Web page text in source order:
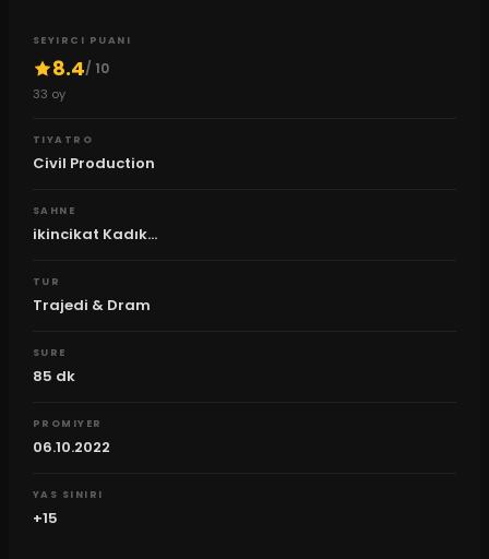
SEYIRCI PUANI
8.4/ 10
33 oy
TIYATRO
Civil Production
SAHNE
ikincikat Kadık...
TUR
Trajedi & Dram
SURE
85 dk
PROMIYER
06.10.2022
YAS SINIRI
+15